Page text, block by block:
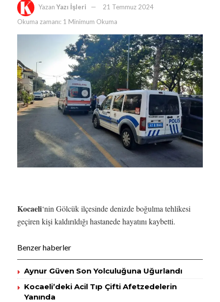
Yazan Yazı İşleri
21 Temmuz 2024
Okuma zamanı: 1 Minimum Okuma
Kocaeli‘nin Gölcük ilçesinde denizde boğulma tehlikesi
geçiren kişi kaldırıldığı hastanede hayatını kaybetti.
Benzer haberler
Aynur Güven Son Yolculuğuna Uğurlandı
Kocaeli’deki Acil Tıp Çifti Afetzedelerin
Yanında